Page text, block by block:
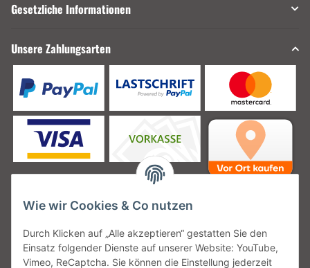
Gesetzliche Informationen
Unsere Zahlungsarten
Unsere Versanddienstleister
Wie wir Cookies & Co nutzen
Durch Klicken auf „Alle akzeptieren“ gestatten Sie den
Einsatz folgender Dienste auf unserer Website: YouTube,
Vimeo, ReCaptcha. Sie können die Einstellung jederzeit